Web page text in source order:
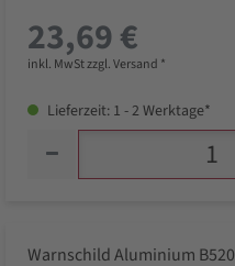
23,69 €
inkl. MwSt zzgl. Versand *
Lieferzeit: 1 - 2 Werktage*
Warnschild Aluminium